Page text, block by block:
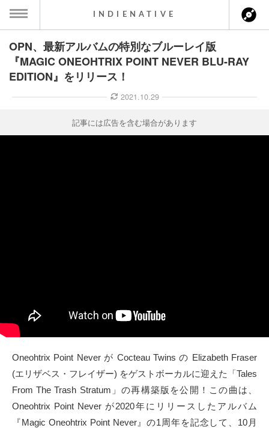
MENU
ス一覧
ト情報
SOCIAL
Facebook
instagram
INDIENATIVE
OPN、最新アルバムの特別なブルーレイ版
『MAGIC ONEOHTRIX POINT NEVER BLU-RAY
EDITION』をリリース！
2021.10.29
記事には広告を含む場合があります
Oneohtrix Point Never が Cocteau Twins の Elizabeth Fraser
(エリザベス・フレイザー) をゲストボーカルに迎えた「Tales
From The Trash Stratum」の再構築版を公開！この曲は、
Oneohtrix Point Never が2020年にリリースしたアルバム
『Magic Oneohtrix Point Never』の1周年を記念して、10月